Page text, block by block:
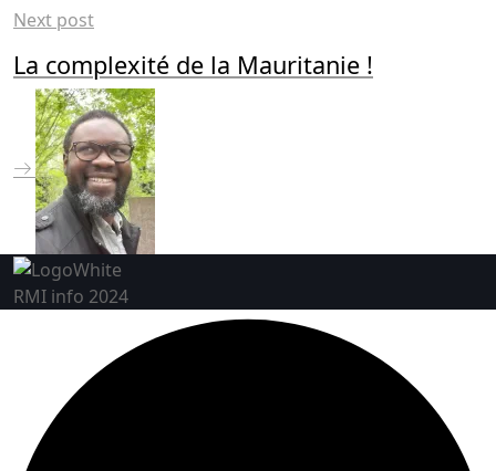
Next post
La complexité de la Mauritanie !
RMI info 2024